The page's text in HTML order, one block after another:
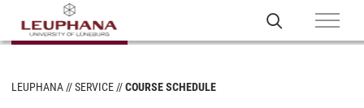
LEUPHANA SERVICE COURSE SCHEDULE